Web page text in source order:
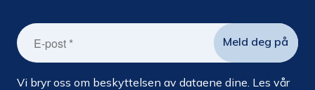
Vi bryr oss om beskyttelsen av dataene dine. Les vår